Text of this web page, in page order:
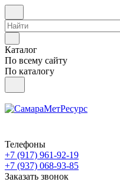
Каталог
По всему сайту
По каталогу
Телефоны
+7 (917) 961-92-19
+7 (937) 068-93-85
Заказать звонок